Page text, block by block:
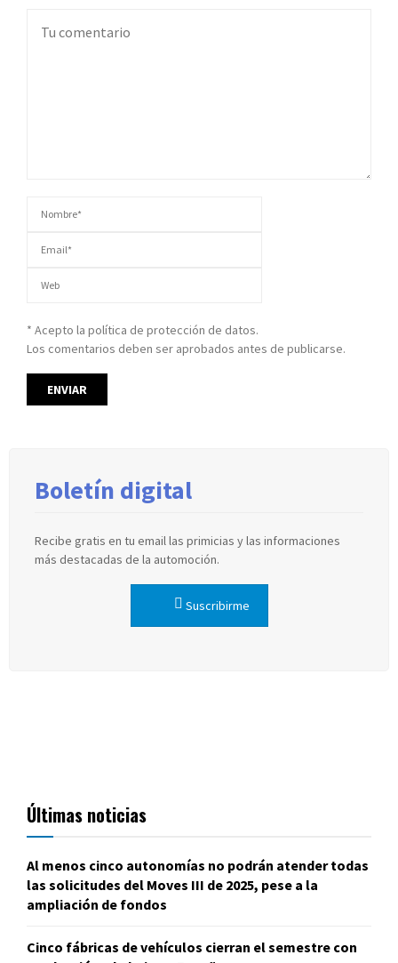
* Acepto la política de protección de datos.
Los comentarios deben ser aprobados antes de publicarse.
Boletín digital
Recibe gratis en tu email las primicias y las informaciones
más destacadas de la automoción.
Suscribirme
Últimas noticias
Al menos cinco autonomías no podrán atender todas
las solicitudes del Moves III de 2025, pese a la
ampliación de fondos
Cinco fábricas de vehículos cierran el semestre con